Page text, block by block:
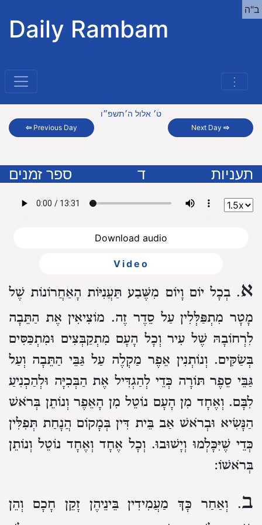
Daily Rambam
⋮
ב"ה
⇦ Previous Day
ט׳ אלול ה׳תשפ״ו
Next Day⇨
תעניות ד ספר זמנים
Download audio
Video
א. בְכָל יוֹם וָיוֹם מִשֶּׁבַע תַּעֲנִיּוֹת הָאַחֲרוֹנוֹת שֶׁל
מָטָר מִתְפַּלְּלִין עַל סֵדֶר זֶה. מוֹצִיאִין אֶת הַתֵּבָה
לִרְחוֹבָהּ שֶׁל עִיר וְכָל הָעָם מִתְקַבְּצִים וּמִתְכַּסִּים
בְּשַׂקִּים. וְנוֹתְנִין אֵפֶר מַקְלֶה עַל גַּבֵּי הַתֵּבָה וְעַל
גַּבֵּי סֵפֶר תּוֹרָה כְּדֵי לְהַגְדִּיל אֶת הַבְּכִיָּה וּלְהַכְנִיעַ
לִבָּם. וְאֶחָד מִן הָעָם נוֹטֵל מִן הָאֵפֶר וְנוֹתֵן בְּרֹאשׁ
הַנָּשִׂיא וּבְרֹאשׁ אַב בֵּית דִּין בְּמָקוֹם הֲנָחַת תְּפִלִּין
כְּדֵי שֶׁיִּכָּלְמוּ וְיָשׁוּבוּ. וְכָל אֶחָד וְאֶחָד נוֹטֵל וְנוֹתֵן
בְּרֹאשׁוֹ:
ב. וְאַחַר כָּךְ מַעֲמִידִין בֵּינֵיהֶן זָקֵן חָכָם וְהֵן